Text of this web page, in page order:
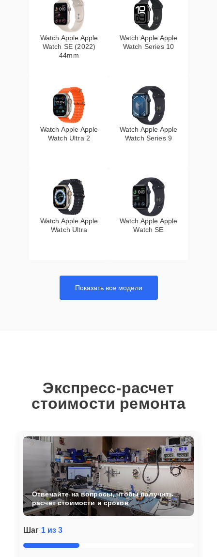
Watch Apple Apple
Watch SE (2022)
44mm
Watch Apple Apple
Watch Series 10
Watch Apple Apple
Watch Ultra 2
Watch Apple Apple
Watch Series 9
Watch Apple Apple
Watch Ultra
Watch Apple Apple
Watch SE
Показать все модели
Экспресс-расчет
стоимости ремонта
Шаг 1 из 3
Отвечайте на вопросы, чтобы получить
расчет стоимости и сроков